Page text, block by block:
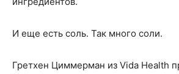
И еще есть соль. Так много соли.
Гретхен Циммерман из Vida Health